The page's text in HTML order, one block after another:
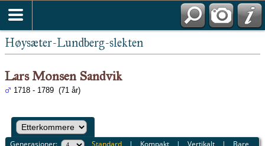
Høysæter-Lundberg-slekten
Lars Monsen Sandvik
1718 - 1789 (71 år)